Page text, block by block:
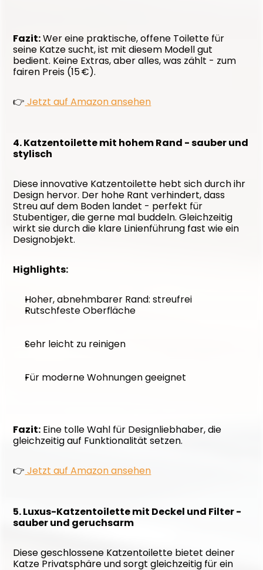
Fazit: Wer eine praktische, offene Toilette für
seine Katze sucht, ist mit diesem Modell gut
bedient. Keine Extras, aber alles, was zählt - zum
fairen Preis (15 €).
👉 Jetzt auf Amazon ansehen
4. Katzentoilette mit hohem Rand - sauber und
stylisch
Diese innovative Katzentoilette hebt sich durch ihr
Design hervor. Der hohe Rant verhindert, dass
Streu auf dem Boden landet - perfekt für
Stubentiger, die gerne mal buddeln. Gleichzeitig
wirkt sie durch die klare Linienführung fast wie ein
Designobjekt.
Highlights:
Hoher, abnehmbarer Rand: streufrei
Rutschfeste Oberfläche
Sehr leicht zu reinigen
Für moderne Wohnungen geeignet
Fazit: Eine tolle Wahl für Designliebhaber, die
gleichzeitig auf Funktionalität setzen.
👉 Jetzt auf Amazon ansehen
5. Luxus-Katzentoilette mit Deckel und Filter -
sauber und geruchsarm
Diese geschlossene Katzentoilette bietet deiner
Katze Privatsphäre und sorgt gleichzeitig für ein